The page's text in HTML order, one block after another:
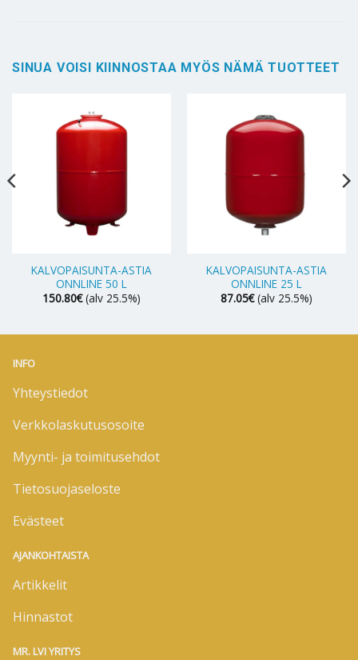
SINUA VOISI KIINNOSTAA MYÖS NÄMÄ TUOTTEET
KALVOPAISUNTA-ASTIA
ONNLINE 50 L
150.80€ (alv 25.5%)
KALVOPAISUNTA-ASTIA
ONNLINE 25 L
87.05€ (alv 25.5%)
INFO
Yhteystiedot
Verkkolaskutusosoite
Myynti- ja toimitusehdot
Tietosuojaseloste
Evästeet
AJANKOHTAISTA
Artikkelit
Hinnastot
MR. LVI YRITYS